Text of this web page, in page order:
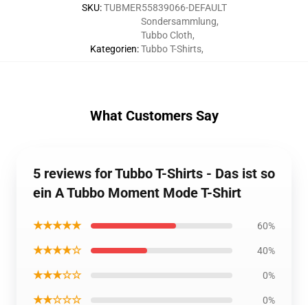
SKU:TUBMER55839066-DEFAULT
Kategorien:
Sondersammlung,
Tubbo Cloth,
Tubbo T-Shirts,
What Customers Say
5 reviews for Tubbo T-Shirts - Das ist so
ein A Tubbo Moment Mode T-Shirt
★★★★★ 60%
★★★★☆ 40%
★★★☆☆ 0%
★★☆☆☆ 0%